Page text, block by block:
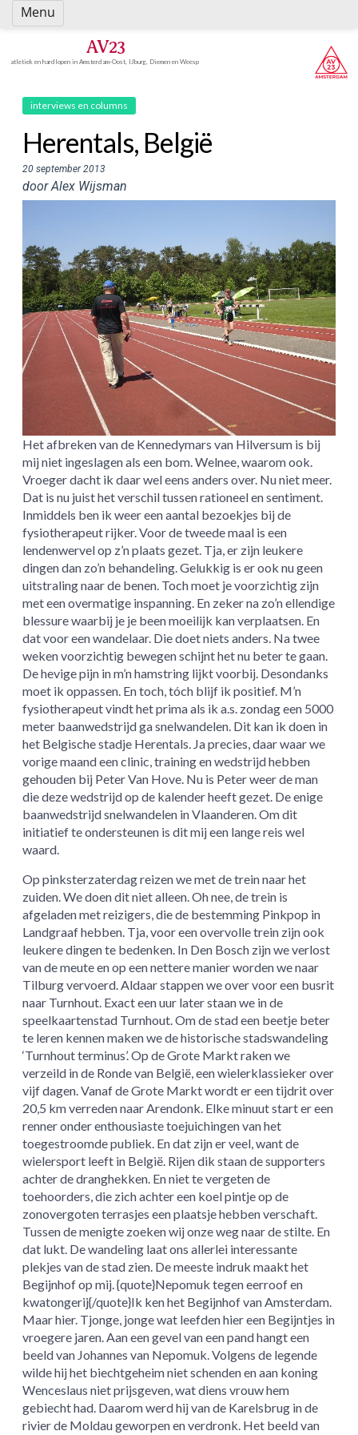
Spring
naar
AV23
atletiek en hardlopen in Amsterdam-Oost, IJburg, Diemen en Weesp
interviews en columns
Herentals, België
20 september 2013
door Alex Wijsman
Het afbreken van de Kennedymars van Hilversum is bij
mij niet ingeslagen als een bom. Welnee, waarom ook.
Vroeger dacht ik daar wel eens anders over. Nu niet meer.
Dat is nu juist het verschil tussen rationeel en sentiment.
Inmiddels ben ik weer een aantal bezoekjes bij de
fysiotherapeut rijker. Voor de tweede maal is een
lendenwervel op z’n plaats gezet. Tja, er zijn leukere
dingen dan zo’n behandeling. Gelukkig is er ook nu geen
uitstraling naar de benen. Toch moet je voorzichtig zijn
met een overmatige inspanning. En zeker na zo’n ellendige
blessure waarbij je je been moeilijk kan verplaatsen. En
dat voor een wandelaar. Die doet niets anders. Na twee
weken voorzichtig bewegen schijnt het nu beter te gaan.
De hevige pijn in m’n hamstring lijkt voorbij. Desondanks
moet ik oppassen. En toch, tóch blijf ik positief. M’n
fysiotherapeut vindt het prima als ik a.s. zondag een 5000
meter baanwedstrijd ga snelwandelen. Dit kan ik doen in
het Belgische stadje Herentals. Ja precies, daar waar we
vorige maand een clinic, training en wedstrijd hebben
gehouden bij Peter Van Hove. Nu is Peter weer de man
die deze wedstrijd op de kalender heeft gezet. De enige
baanwedstrijd snelwandelen in Vlaanderen. Om dit
initiatief te ondersteunen is dit mij een lange reis wel
waard.
Op pinksterzaterdag reizen we met de trein naar het
zuiden. We doen dit niet alleen. Oh nee, de trein is
afgeladen met reizigers, die de bestemming Pinkpop in
Landgraaf hebben. Tja, voor een overvolle trein zijn ook
leukere dingen te bedenken. In Den Bosch zijn we verlost
van de meute en op een nettere manier worden we naar
Tilburg vervoerd. Aldaar stappen we over voor een busrit
naar Turnhout. Exact een uur later staan we in de
speelkaartenstad Turnhout. Om de stad een beetje beter
te leren kennen maken we de historische stadswandeling
‘Turnhout terminus’. Op de Grote Markt raken we
verzeild in de Ronde van België, een wielerklassieker over
vijf dagen. Vanaf de Grote Markt wordt er een tijdrit over
20,5 km verreden naar Arendonk. Elke minuut start er een
renner onder enthousiaste toejuichingen van het
toegestroomde publiek. En dat zijn er veel, want de
wielersport leeft in België. Rijen dik staan de supporters
achter de dranghekken. En niet te vergeten de
toehoorders, die zich achter een koel pintje op de
zonovergoten terrasjes een plaatsje hebben verschaft.
Tussen de menigte zoeken wij onze weg naar de stilte. En
dat lukt. De wandeling laat ons allerlei interessante
plekjes van de stad zien. De meeste indruk maakt het
Begijnhof op mij. {quote}Nepomuk tegen eerroof en
kwatongerij{/quote}Ik ken het Begijnhof van Amsterdam.
Maar hier. Tjonge, jonge wat leefden hier een Begijntjes in
vroegere jaren. Aan een gevel van een pand hangt een
beeld van Johannes van Nepomuk. Volgens de legende
wilde hij het biechtgeheim niet schenden en aan koning
Wenceslaus niet prijsgeven, wat diens vrouw hem
gebiecht had. Daarom werd hij van de Karelsbrug in de
rivier de Moldau geworpen en verdronk. Het beeld van
Menu